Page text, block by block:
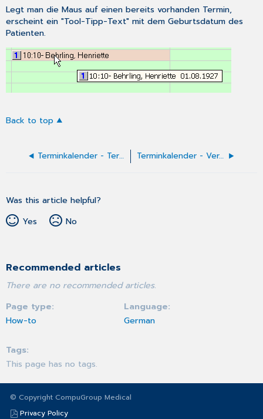
Legt man die Maus auf einen bereits vorhanden Termin,
erscheint ein "Tool-Tipp-Text" mit dem Geburtsdatum des
Patienten.
Back to top
Terminkalender - Terminübersichten Terminkalender - Vergabe von Kombi- bzw. Serienterminen
Was this article helpful?
Yes
No
Recommended articles
There are no recommended articles.
Page type
How-to
Language
German
Tags
This page has no tags.
© Copyright CompuGroup Medical
Privacy Policy